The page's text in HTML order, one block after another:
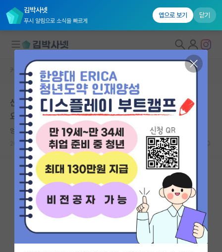
김박사넷
푸시 알림으로 소식을 빠르게
앱으로 보기 닫기
대학원생 모집
국내대학원 정보
연구실&오픈랩
커뮤니티
커뮤니티 홈
전체글보기
베스트 게시판
IF 명예의전당
자유 게시판(아무개랩)
커뮤니티 홈 자유 게시판(아무개랩)
신임 교수님 면담이 잡혀도 대학원생을 안뽑을수도 있나
요?
엉뚱한 어니스트 헤밍웨이
2023.09.05 23 4307